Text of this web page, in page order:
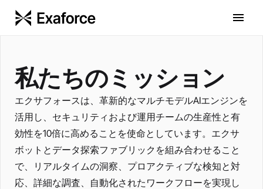
私たちのミッション
エクサフォースは、革新的なマルチモデルAIエンジンを
活用し、セキュリティおよび運用チームの生産性と有
効性を10倍に高めることを使命としています。エクサ
ボットとデータ探索ファブリックを組み合わせること
で、リアルタイムの洞察、プロアクティブな検知と対
応、詳細な調査、自動化されたワークフローを実現し